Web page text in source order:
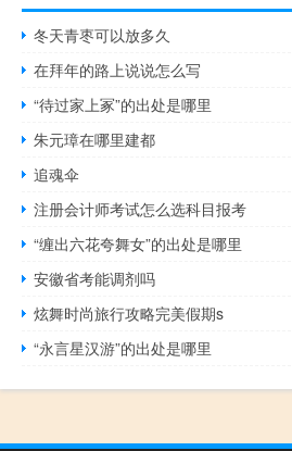
冬天青枣可以放多久
在拜年的路上说说怎么写
“待过家上冢”的出处是哪里
朱元璋在哪里建都
追魂伞
注册会计师考试怎么选科目报考
“缠出六花夸舞女”的出处是哪里
安徽省考能调剂吗
炫舞时尚旅行攻略完美假期s
“永言星汉游”的出处是哪里